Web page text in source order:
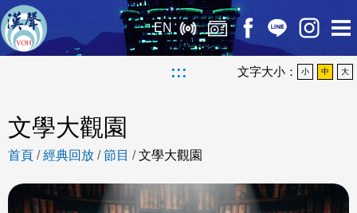
EN
::: 文字大小： 小 中 大
文學大觀園
首頁 /經典回放 /節目 /文學大觀園